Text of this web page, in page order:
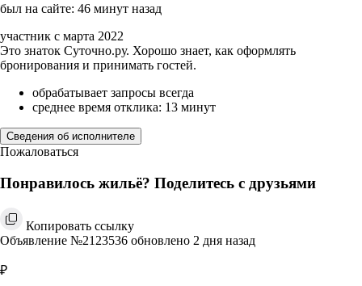
был на сайте: 46 минут назад
участник с марта 2022
Это знаток Суточно.ру. Хорошо знает, как оформлять
бронирования и принимать гостей.
обрабатывает запросы всегда
среднее время отклика: 13 минут
Сведения об исполнителе
Пожаловаться
Понравилось жильё? Поделитесь с друзьями
Копировать ссылку
Объявление №2123536 обновлено 2 дня назад
₽